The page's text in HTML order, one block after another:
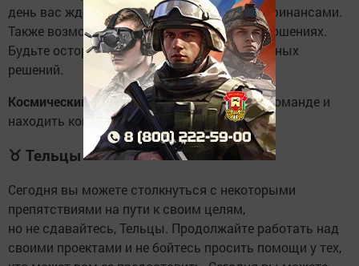
день вас ждет удача в делах, связанных с финансами.
Также возможно затруднение в личных отношениях.
Будьте осторожны и не принимайте поспешных
решений.
Космический совет:научитесь работать в команде и
находить компромиссы.
♉ Тельцы
Сегодня вы можете столкнуться с некоторыми
препятствиями на пути к своим целям,
но не сдавайтесь, Тельцы. Продолжайте работать над
своими проектами и не бойтесь просить помощи у тех,